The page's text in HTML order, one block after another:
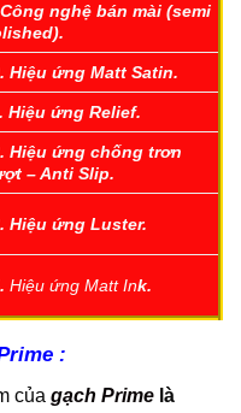
Công nghệ bán mài (semi
Hiệu ứng Matt Satin.
Hiệu ứng Relief.
.Hiệu ứng chống trơn
– Anti Slip.
Hiệu ứng Luster.
Hiệu ứng Matt Ink.
:
của gạch Prime là